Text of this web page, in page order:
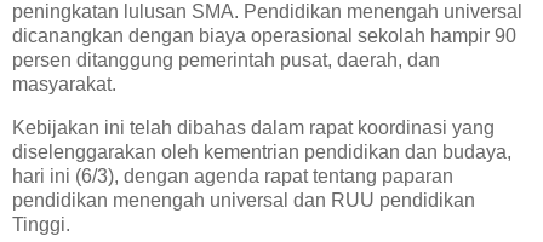
peningkatan lulusan SMA. Pendidikan menengah universal
dicanangkan dengan biaya operasional sekolah hampir 90
persen ditanggung pemerintah pusat, daerah, dan
masyarakat.
Kebijakan ini telah dibahas dalam rapat koordinasi yang
diselenggarakan oleh kementrian pendidikan dan budaya,
hari ini (6/3), dengan agenda rapat tentang paparan
pendidikan menengah universal dan RUU pendidikan
Tinggi.